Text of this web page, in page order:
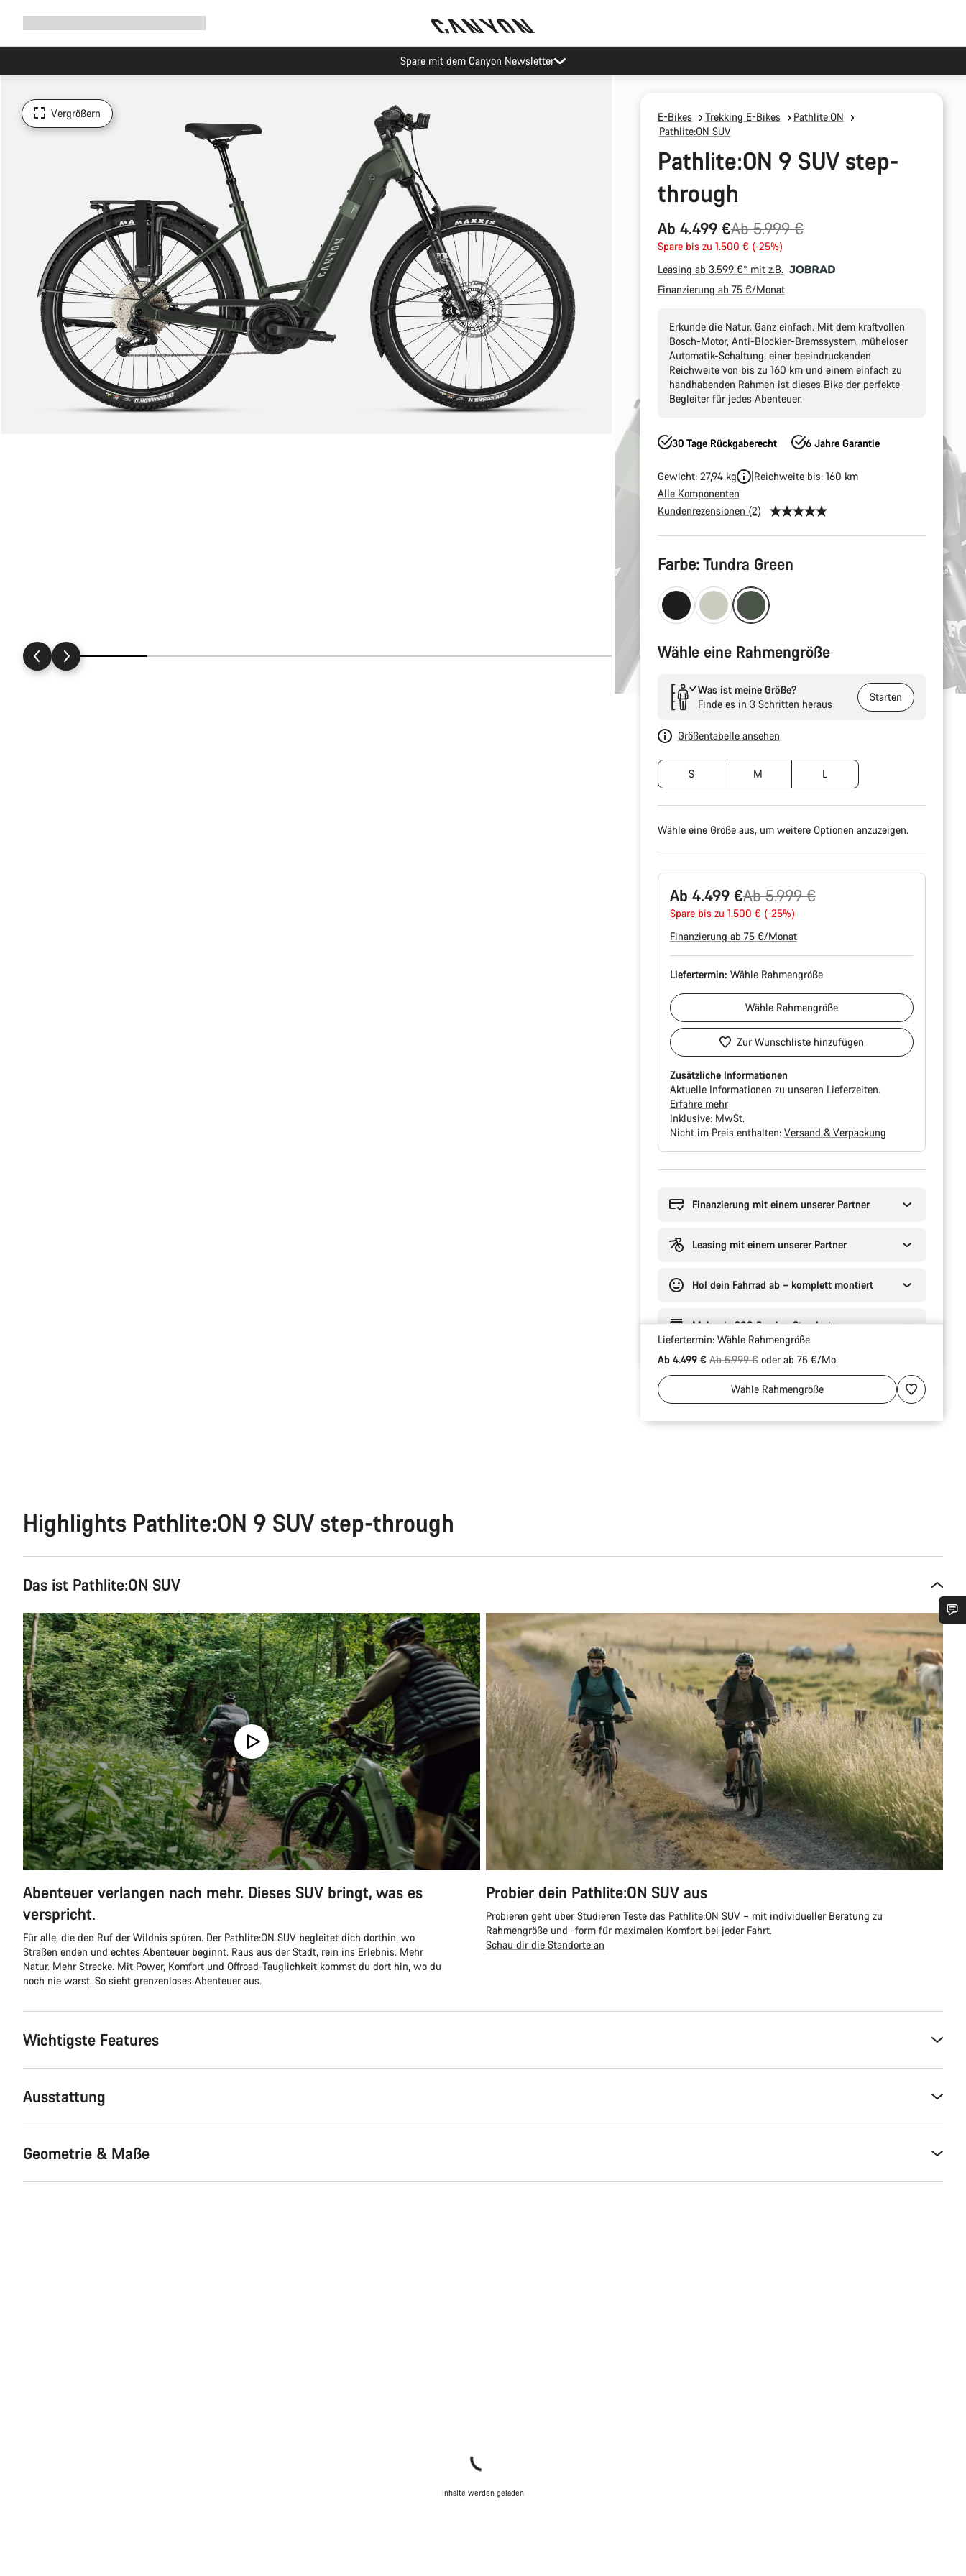
Spare mit dem Canyon Newsletter
Vergrößern E-Bikes Trekking E-Bikes
Pathlite:ON
Pathlite:ON SUV
Pathlite:ON 9 SUV step-
through
Ab 4.499 €
UrsprungspreisAb 5.999 €
Spare bis zu 1.500 € (-25%)
Leasing ab 3.599 €* mit z.B.
Finanzierung ab 75 €/Monat
Erkunde die Natur. Ganz einfach. Mit dem kraftvollen
Bosch-Motor, Anti-Blockier-Bremssystem, müheloser
Automatik-Schaltung, einer beeindruckenden
Reichweite von bis zu 160 km und einem einfach zu
handhabenden Rahmen ist dieses Bike der perfekte
Begleiter für jedes Abenteuer.
30 Tage Rückgaberecht 6 Jahre Garantie
Gewicht: 27,94 kg
Reichweite bis: 160 km
Alle Komponenten
Kundenrezensionen (2)
Produktkonfiguration
Farbe:Tundra Green
Wähle eine Rahmengröße
Was ist meine Größe?
Finde es in 3 Schritten heraus
Starten
Größentabelle ansehen
S M L
Wähle eine Größe aus, um weitere Optionen anzuzeigen.
Ab 4.499 €
UrsprungspreisAb 5.999 €
Spare bis zu 1.500 € (-25%)
Finanzierung ab 75 €/Monat
Liefertermin: Wähle Rahmengröße
Wähle Rahmengröße
Zur Wunschliste hinzufügen
Zusätzliche Informationen
Aktuelle Informationen zu unseren Lieferzeiten.
Erfahre mehr
Inklusive: MwSt.
Nicht im Preis enthalten: Versand & Verpackung
Finanzierung mit einem unserer Partner
Leasing mit einem unserer Partner
Hol dein Fahrrad ab – komplett montiert
Mehr als 300 Service-Standorte
Liefertermin: Wähle Rahmengröße
Ab 4.499 €Ursprungspreis
Ab 5.999 €oder ab 75 €/Mo.
Wähle Rahmengröße
Highlights Pathlite:ON 9 SUV step-through
Das ist Pathlite:ON SUV
Abenteuer verlangen nach mehr. Dieses SUV bringt, was es
verspricht.
Für alle, die den Ruf der Wildnis spüren. Der Pathlite:ON SUV begleitet dich dorthin, wo
Straßen enden und echtes Abenteuer beginnt. Raus aus der Stadt, rein ins Erlebnis. Mehr
Natur. Mehr Strecke. Mit Power, Komfort und Offroad-Tauglichkeit kommst du dort hin, wo du
noch nie warst. So sieht grenzenloses Abenteuer aus.
Probier dein Pathlite:ON SUV aus
Probieren geht über Studieren Teste das Pathlite:ON SUV – mit individueller Beratung zu
Rahmengröße und -form für maximalen Komfort bei jeder Fahrt.
Schau dir die Standorte an
Wichtigste Features
Ausstattung
Geometrie & Maße
Inhalte werden geladen
Benötigst du Hilfe?
Unsere Experten stehen dir jetzt im Chat zur Verfügung.
Chat starten
Schließen